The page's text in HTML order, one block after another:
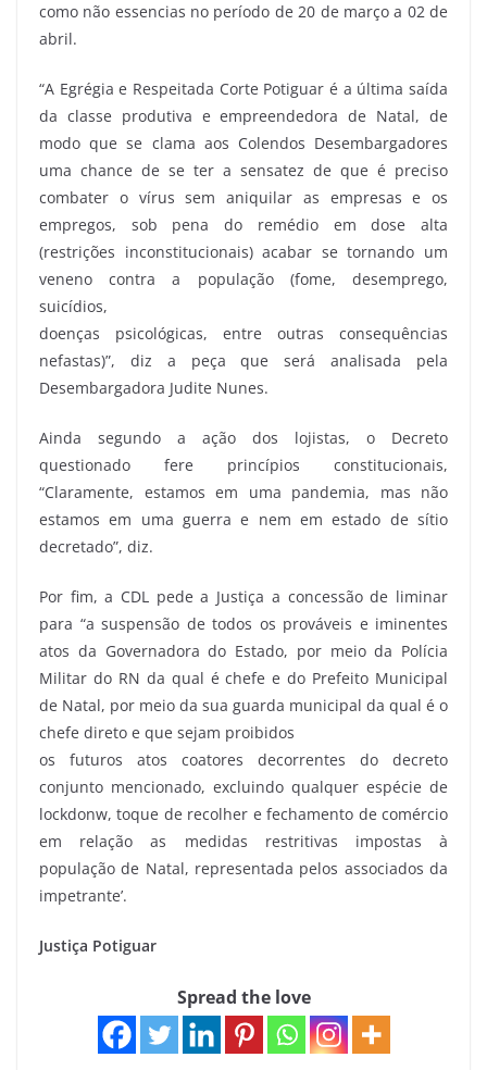
como não essencias no período de 20 de março a 02 de
abril.
“A Egrégia e Respeitada Corte Potiguar é a última saída
da classe produtiva e empreendedora de Natal, de
modo que se clama aos Colendos Desembargadores
uma chance de se ter a sensatez de que é preciso
combater o vírus sem aniquilar as empresas e os
empregos, sob pena do remédio em dose alta
(restrições inconstitucionais) acabar se tornando um
veneno contra a população (fome, desemprego,
suicídios,
doenças psicológicas, entre outras consequências
nefastas)”, diz a peça que será analisada pela
Desembargadora Judite Nunes.
Ainda segundo a ação dos lojistas, o Decreto
questionado fere princípios constitucionais,
“Claramente, estamos em uma pandemia, mas não
estamos em uma guerra e nem em estado de sítio
decretado”, diz.
Por fim, a CDL pede a Justiça a concessão de liminar
para “a suspensão de todos os prováveis e iminentes
atos da Governadora do Estado, por meio da Polícia
Militar do RN da qual é chefe e do Prefeito Municipal
de Natal, por meio da sua guarda municipal da qual é o
chefe direto e que sejam proibidos
os futuros atos coatores decorrentes do decreto
conjunto mencionado, excluindo qualquer espécie de
lockdonw, toque de recolher e fechamento de comércio
em relação as medidas restritivas impostas à
população de Natal, representada pelos associados da
impetrante’.
Justiça Potiguar
Spread the love